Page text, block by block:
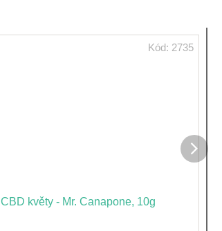
CBD květy - Mr. Canapone, 10g
Kód: 2735